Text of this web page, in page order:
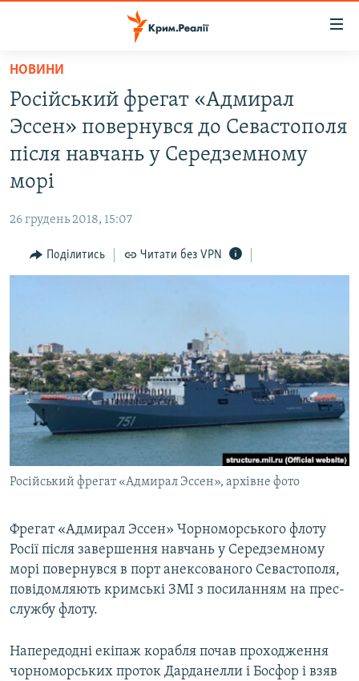
Перейти
основного
матеріалу
Перейти
до
основної
Перейти
пошуку
ВІДЕО ТА ФОТО
ПОЛІТИКА
ПОГЛЯД
ІНТЕРВ'Ю
ДЕПОРТАЦІЯ
ВІДЕОУРОКИ «ELIFBE»
СВІДЧЕННЯ ОКУПАЦІЇ
УКРАЇНСЬКА ПРОБЛЕМА КРИМУ
ЯК ОБІЙТИ БЛОКУВАННЯ
Русский
Qırımtatar
ДОЛУЧАЙСЯ!
Усі сайти RFE/RL
НОВИНИ
Російський фрегат «Адмирал
Эссен» повернувся до Севастополя
після навчань у Середземному
морі
26 грудень 2018, 15:07
Поділитись Читати без VPN
Російський фрегат «Адмирал Эссен», архівне фото
Фрегат «Адмирал Эссен» Чорноморського флоту
Росії після завершення навчань у Середземному
морі повернувся в порт анексованого Севастополя,
повідомляють кримські ЗМІ з посиланням на прес-
службу флоту.
Напередодні екіпаж корабля почав проходження
чорноморських проток Дарданелли і Босфор і взяв